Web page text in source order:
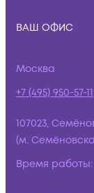
ВАШ ОФИС
Москва
+7 (495) 950-57-11
107023,
(м.
Время работы: